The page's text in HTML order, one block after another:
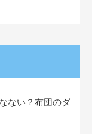
ない？布団のダ